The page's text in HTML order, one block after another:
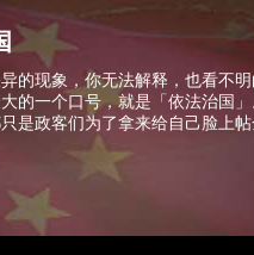
的现象，你无法解释，也看不
的一个口号，就是「依法治国
是政客们为了拿来给自己脸上